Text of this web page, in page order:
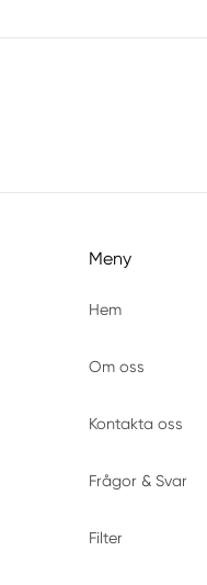
Meny
Hem
Om oss
Kontakta oss
Frågor & Svar
Filter